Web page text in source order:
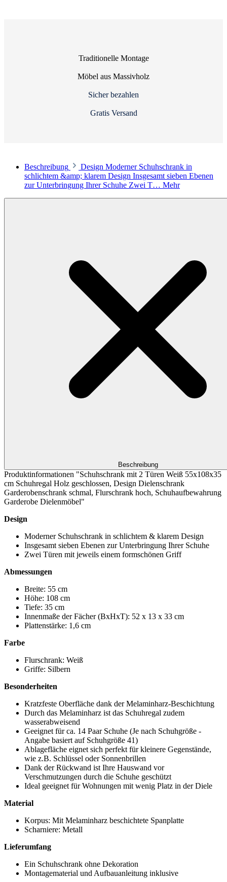
Traditionelle Montage
Möbel aus Massivholz
Sicher bezahlen
Gratis Versand
Beschreibung
Design Moderner Schuhschrank in
schlichtem &amp; klarem Design Insgesamt sieben Ebenen
zur Unterbringung Ihrer Schuhe Zwei T… Mehr
Beschreibung
Produktinformationen "Schuhschrank mit 2 Türen Weiß 55x108x35
cm Schuhregal Holz geschlossen, Design Dielenschrank
Garderobenschrank schmal, Flurschrank hoch, Schuhaufbewahrung
Garderobe Dielenmöbel"
Design
Moderner Schuhschrank in schlichtem & klarem Design
Insgesamt sieben Ebenen zur Unterbringung Ihrer Schuhe
Zwei Türen mit jeweils einem formschönen Griff
Abmessungen
Breite: 55 cm
Höhe: 108 cm
Tiefe: 35 cm
Innenmaße der Fächer (BxHxT): 52 x 13 x 33 cm
Plattenstärke: 1,6 cm
Farbe
Flurschrank: Weiß
Griffe: Silbern
Besonderheiten
Kratzfeste Oberfläche dank der Melaminharz-Beschichtung
Durch das Melaminharz ist das Schuhregal zudem
wasserabweisend
Geeignet für ca. 14 Paar Schuhe (Je nach Schuhgröße -
Angabe basiert auf Schuhgröße 41)
Ablagefläche eignet sich perfekt für kleinere Gegenstände,
wie z.B. Schlüssel oder Sonnenbrillen
Dank der Rückwand ist Ihre Hauswand vor
Verschmutzungen durch die Schuhe geschützt
Ideal geeignet für Wohnungen mit wenig Platz in der Diele
Material
Korpus: Mit Melaminharz beschichtete Spanplatte
Scharniere: Metall
Lieferumfang
Ein Schuhschrank ohne Dekoration
Montagematerial und Aufbauanleitung inklusive